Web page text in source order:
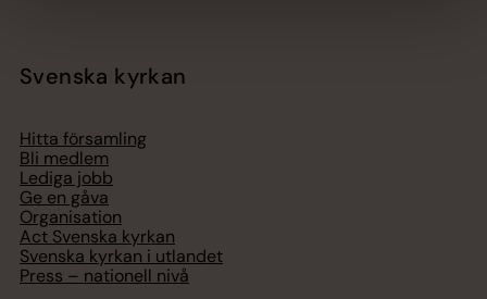
Svenska kyrkan
Hitta församling
Bli medlem
Lediga jobb
Ge en gåva
Organisation
Act Svenska kyrkan
Svenska kyrkan i utlandet
Press – nationell nivå